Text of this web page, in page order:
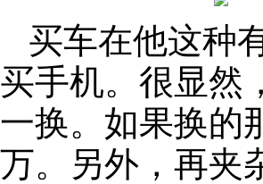
买车在他这种
买手机。很显然
一换。如果换的
万。另外，再夹